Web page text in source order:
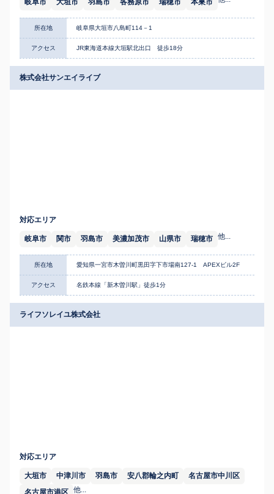
岐阜市 大垣市 羽島市 各務原市 瑞穂市 本巣市
所在地 岐阜県大垣市八島町114－1
アクセス JR東海道本線大垣駅北出口 徒歩18分
株式会社サンエイライブ
対応エリア
岐阜市 関市 羽島市 美濃加茂市 山県市 瑞穂市 他...
所在地 愛知県一宮市木曽川町黒田字下市場南127-1 APEXビル2F
アクセス 名鉄本線「新木曽川駅」徒歩1分
ライフソレイユ株式会社
対応エリア
大垣市 中津川市 羽島市 安八郡輪之内町
名古屋市中川区
名古屋市港区 他...